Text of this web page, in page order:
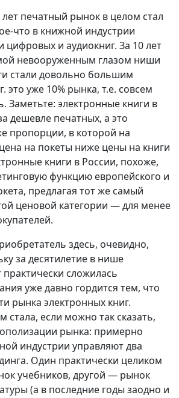
печатный рынок в целом стал
что в книжной индустрии
и аудиокниг. За 10 лет
невооруженным глазом ниши
стали довольно большим
это уже 10% рынка, т.е. совсем
Заметьте: электронные книги в
дешевле печатных, а это
пропорции, в которой на
на покеты ниже цены на книги
книги в России, похоже,
функцию европейского и
предлагая тот же самый
ценовой категории — для менее
здесь, очевидно,
за десятилетие в нише
сложилась
уже давно гордится тем, что
рынка электронных книг.
стала, если можно так сказать,
рынка: примерно
индустрии управляют два
Один практически целиком
учебников, другой — рынок
(а в последние годы заодно и